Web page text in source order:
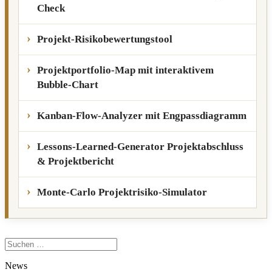
Check
Projekt-Risikobewertungstool
Projektportfolio-Map mit interaktivem
Bubble-Chart
Kanban-Flow-Analyzer mit Engpassdiagramm
Lessons-Learned-Generator Projektabschluss
& Projektbericht
Monte-Carlo Projektrisiko-Simulator
Suchen
nach:
News